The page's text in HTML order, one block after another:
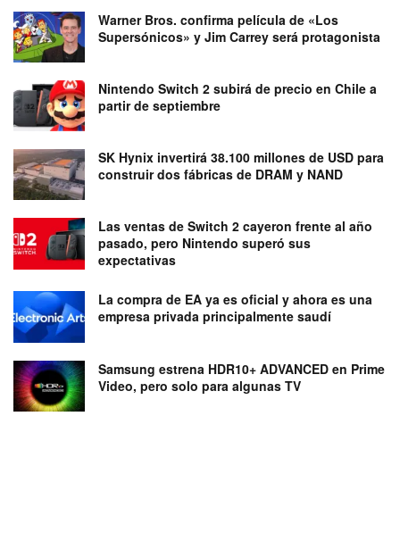
Warner Bros. confirma película de «Los
Supersónicos» y Jim Carrey será protagonista
Nintendo Switch 2 subirá de precio en Chile a
partir de septiembre
SK Hynix invertirá 38.100 millones de USD para
construir dos fábricas de DRAM y NAND
Las ventas de Switch 2 cayeron frente al año
pasado, pero Nintendo superó sus
expectativas
La compra de EA ya es oficial y ahora es una
empresa privada principalmente saudí
Samsung estrena HDR10+ ADVANCED en Prime
Video, pero solo para algunas TV